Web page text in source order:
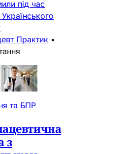
під час
Українського
Практик •
та БПР
з